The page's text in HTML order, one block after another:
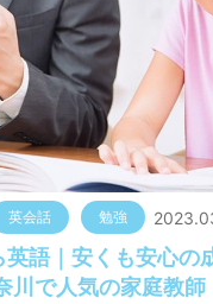
英会話 勉強
英語｜安くも安心の
川で人気の家庭教師